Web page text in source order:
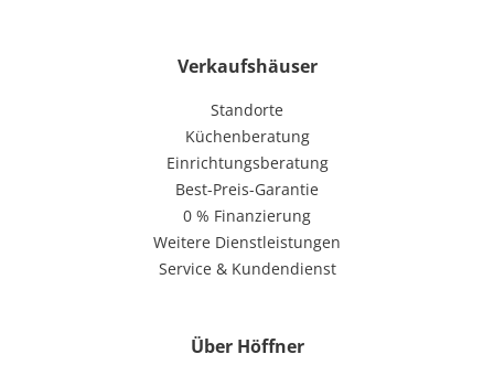
Verkaufshäuser
Standorte
Küchenberatung
Einrichtungsberatung
Best-Preis-Garantie
0 % Finanzierung
Weitere Dienstleistungen
Service & Kundendienst
Über Höffner